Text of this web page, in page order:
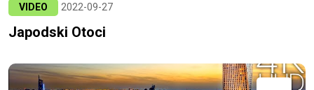
VIDEO 2022-09-27
Japodski Otoci